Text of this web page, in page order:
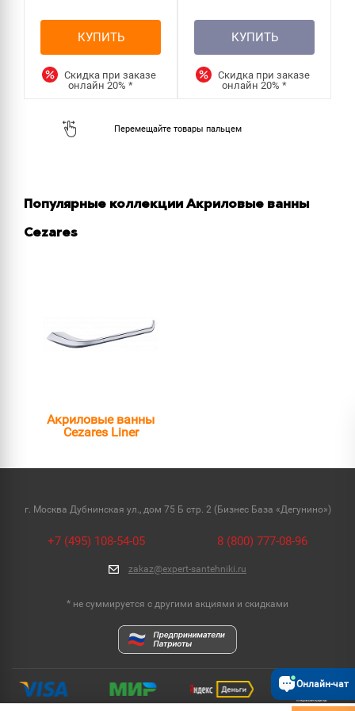
КУПИТЬ
Скидка при заказе
онлайн20%*
КУПИТЬ
Скидка при заказе
онлайн20%*
Популярные коллекции Акриловые ванны
Cezares
Акриловые ванны
Cezares Liner
г. Москва Дубнинская ул., дом 75 Б стр. 2 (Бизнес База «Дегунино»)
+7 (495) 108-54-05 8 (800) 777-08-96
zakaz@expert-santehniki.ru
* не суммируется с другими акциями и скидками
Онлайн-чат